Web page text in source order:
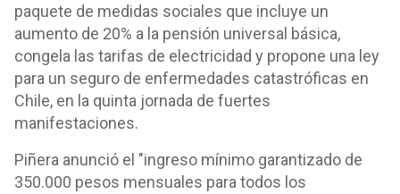
paquete de medidas sociales que incluye un
aumento de 20% a la pensión universal básica,
congela las tarifas de electricidad y propone una ley
para un seguro de enfermedades catastróficas en
Chile, en la quinta jornada de fuertes
manifestaciones.
Piñera anunció el "ingreso mínimo garantizado de
350.000 pesos mensuales para todos los